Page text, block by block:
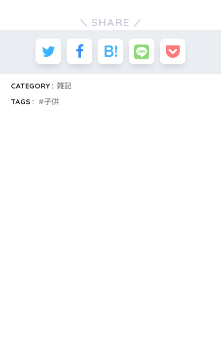
SHARE
CATEGORY : 雑記
TAGS :
子供